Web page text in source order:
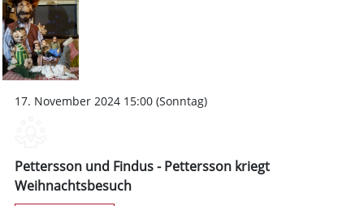
17. November 2024 15:00 (Sonntag)
Pettersson und Findus - Pettersson kriegt
Weihnachtsbesuch